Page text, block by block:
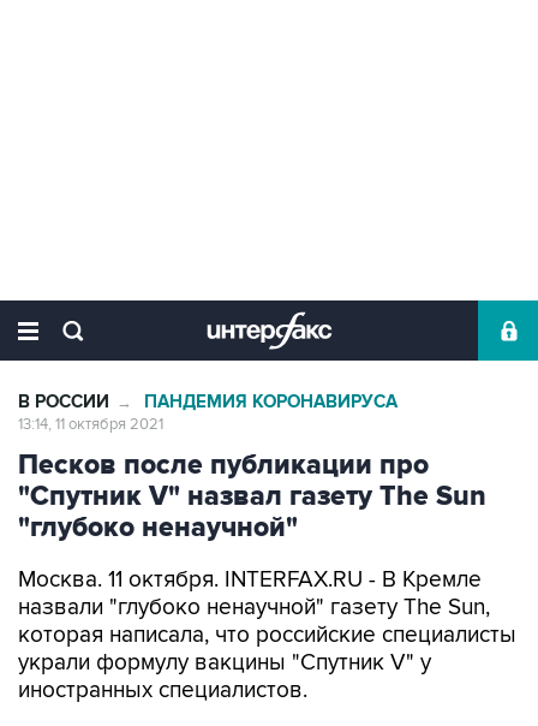
В РОССИИ → ПАНДЕМИЯ КОРОНАВИРУСА
13:14, 11 октября 2021
Песков после публикации про
"Спутник V" назвал газету The Sun
"глубоко ненаучной"
Москва. 11 октября. INTERFAX.RU - В Кремле
назвали "глубоко ненаучной" газету The Sun,
которая написала, что российские специалисты
украли формулу вакцины "Спутник V" у
иностранных специалистов.